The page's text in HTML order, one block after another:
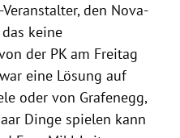
den Nova-
keine
der PK am Freitag
eine Lösung auf
oder von Grafenegg,
Dinge spielen kann